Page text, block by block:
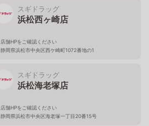
スギドラッグ
浜松西ヶ崎店
店舗HPをご確認ください
静岡県浜松市中央区西ケ崎町1072番地の1
スギドラッグ
浜松海老塚店
店舗HPをご確認ください
静岡県浜松市中央区海老塚一丁目20番15号